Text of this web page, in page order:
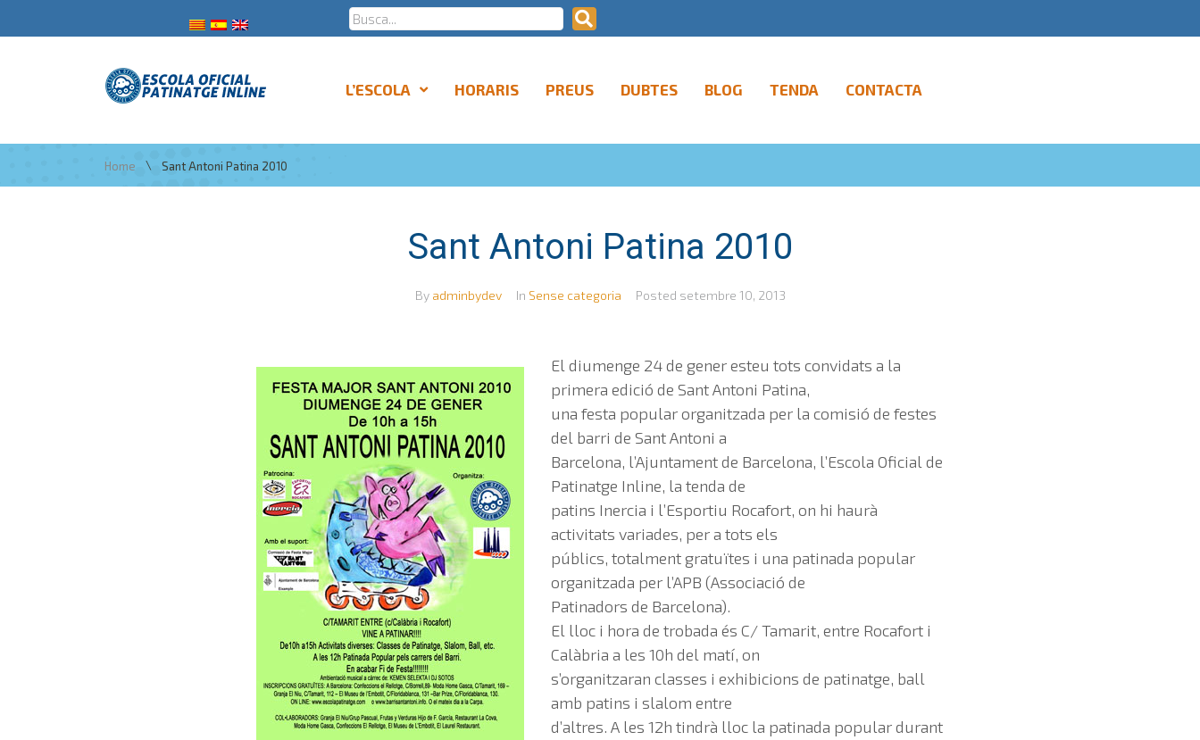
L’ESCOLA HORARIS PREUS DUBTES BLOG TENDA CONTACTA
Home \ Sant Antoni Patina 2010
Sant Antoni Patina 2010
By adminbydev In Sense categoria Posted setembre 10, 2013
El diumenge 24 de gener esteu tots convidats a la
primera edició de Sant Antoni Patina,
una festa popular organitzada per la comisió de festes
del barri de Sant Antoni a
Barcelona, l’Ajuntament de Barcelona, l’Escola Oficial de
Patinatge Inline, la tenda de
patins Inercia i l’Esportiu Rocafort, on hi haurà
activitats variades, per a tots els
públics, totalment gratuïtes i una patinada popular
organitzada per l’APB (Associació de
Patinadors de Barcelona).
El lloc i hora de trobada és C/ Tamarit, entre Rocafort i
Calàbria a les 10h del matí, on
s’organitzaran classes i exhibicions de patinatge, ball
amb patins i slalom entre
d’altres. A les 12h tindrà lloc la patinada popular durant